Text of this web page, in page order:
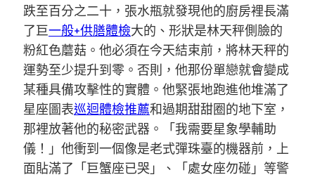
跌至百分之二十，張水瓶就發現他的廚房裡長滿
了巨一般+供膳體檢大的、形狀是林天秤側臉的
粉紅色蘑菇。他必須在今天結束前，將林天秤的
運勢至少提升到零。否則，他那份單戀就會變成
某種具備攻擊性的實體。他緊張地跑進他堆滿了
星座圖表巡迴體檢推薦和過期甜甜圈的地下室，
那裡放著他的秘密武器。「我需要星象學輔助
儀！」他衝到一個像是老式彈珠臺的機器前，上
面貼滿了「巨蟹座已哭」、「處女座勿碰」等警